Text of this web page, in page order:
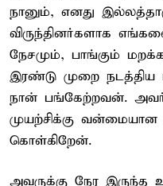
நானும், எனது
விருந்தினர்களாக
நேசமும், பாங்கும்
இரண்டு முறை நடத்திய
நான் பங்கேற்றவன்.
முயற்சிக்கு
கொள்கிறேன்.
அவருக்கு நேர